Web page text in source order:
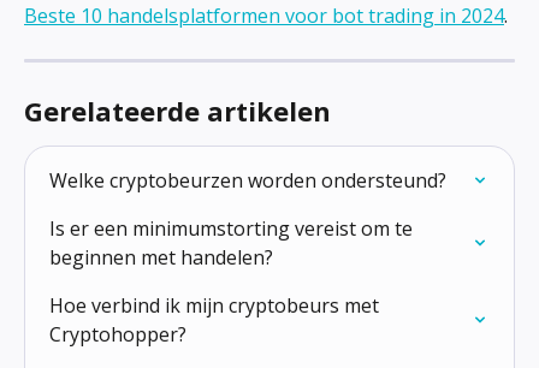
Beste 10 handelsplatformen voor bot trading in 2024.
Gerelateerde artikelen
Welke cryptobeurzen worden ondersteund?
Is er een minimumstorting vereist om te
beginnen met handelen?
Hoe verbind ik mijn cryptobeurs met
Cryptohopper?